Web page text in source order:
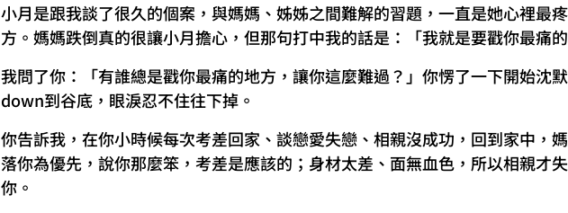
小月是跟我談了很久的個案，與媽媽、姊姊之間難解的習題，一直是她心裡最
方。媽媽跌倒真的很讓小月擔心，但那句打中我的話是：「我就是要戳你最痛的
我問了你：「有誰總是戳你最痛的地方，讓你這麼難過？」你愣了一下開始沈
down到谷底，眼淚忍不住往下掉。
你告訴我，在你小時候每次考差回家、談戀愛失戀、相親沒成功，回到家中，
落你為優先，說你那麼笨，考差是應該的；身材太差、面無血色，所以相親才
你。